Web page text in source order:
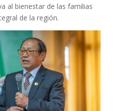
al bienestar de las familias
de la región.